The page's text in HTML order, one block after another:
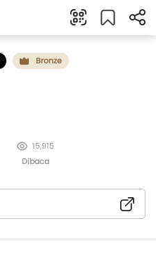
Bronze
15,915
Dibaca